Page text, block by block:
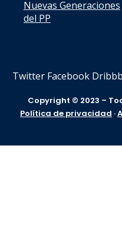
Nuevas Generaciones
del PP
Twitter Facebook
Copyright © 2023 –
Política de privacidad ·